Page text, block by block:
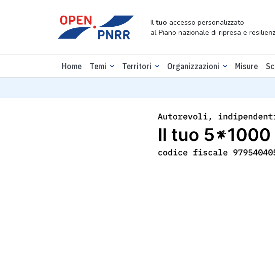
Iltuo accesso personalizzato
al Piano nazionale di ripresa e
Home Temi Territori Organizzazioni Misure